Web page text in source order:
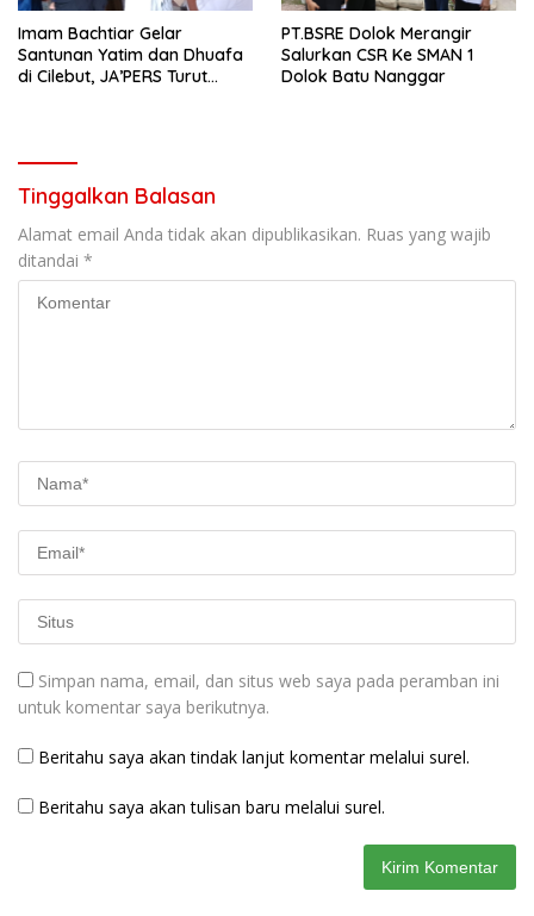
Imam Bachtiar Gelar
Santunan Yatim dan Dhuafa
di Cilebut, JA’PERS Turut
PT.BSRE Dolok Merangir
Salurkan CSR Ke SMAN 1
Dolok Batu Nanggar
Tinggalkan Balasan
Alamat email Anda tidak akan dipublikasikan. Ruas yang wajib
ditandai *
Simpan nama, email, dan situs web saya pada peramban ini
untuk komentar saya berikutnya.
Beritahu saya akan tindak lanjut komentar melalui surel.
Beritahu saya akan tulisan baru melalui surel.